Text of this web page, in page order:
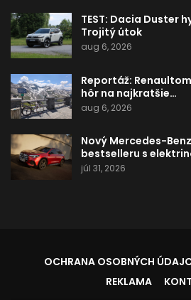
TEST: Dacia Duster
Trojitý útok
aug 6, 2026
Reportáž:
hôr na najkratšie…
aug 6, 2026
Nový Mercedes-
bestselleru s
júl 31, 2026
OCHRANA OSOBNÝCH
REKLAMA